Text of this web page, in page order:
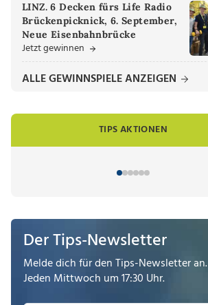
LINZ. 6 Decken fürs Life Radio
Brückenpicknick, 6. September,
Neue Eisenbahnbrücke
Jetzt gewinnen
ALLE GEWINNSPIELE ANZEIGEN
TIPS AKTIONEN
Der Tips-Newsletter
Melde dich für den Tips-Newsletter an.
Jeden Mittwoch um 17:30 Uhr.